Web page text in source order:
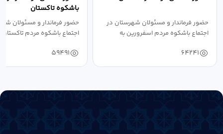
حضور فرماندار و مسئولان شهرستان در
اجتماع باشکوه مردم اسفرورین به
64241
باشکوه تاکستان
حضور فرماندار و مسئولان
اجتماع باشکوه مردم
59491